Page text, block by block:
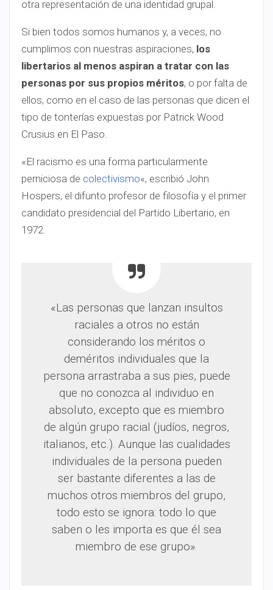
otra representación de una identidad grupal.
Si bien todos somos humanos y, a veces, no
cumplimos con nuestras aspiraciones, los
libertarios al menos aspiran a tratar con las
personas por sus propios méritos, o por falta de
ellos, como en el caso de las personas que dicen el
tipo de tonterías expuestas por Patrick Wood
Crusius en El Paso.
«El racismo es una forma particularmente
perniciosa de colectivismo«, escribió John
Hospers, el difunto profesor de filosofía y el primer
candidato presidencial del Partido Libertario, en
1972.
«Las personas que lanzan insultos
raciales a otros no están
considerando los méritos o
deméritos individuales que la
persona arrastraba a sus pies, puede
que no conozca al individuo en
absoluto, excepto que es miembro
de algún grupo racial (judíos, negros,
italianos, etc.). Aunque las cualidades
individuales de la persona pueden
ser bastante diferentes a las de
muchos otros miembros del grupo,
todo esto se ignora: todo lo que
saben o les importa es que él sea
miembro de ese grupo».